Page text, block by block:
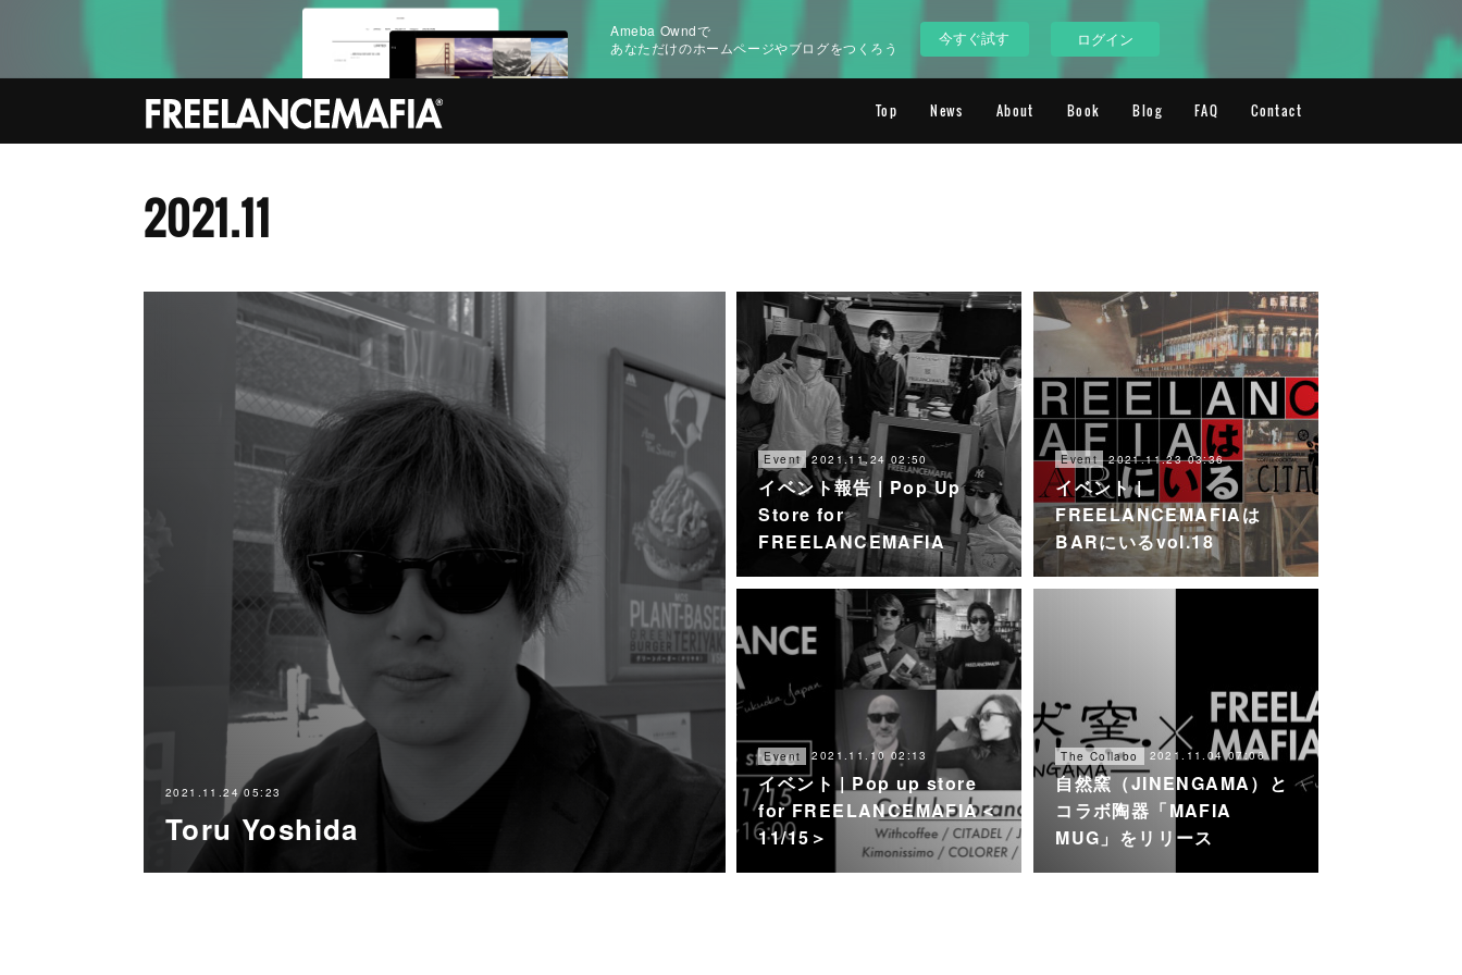
Ameba Owndで
あなただけのホームページやブログをつくろう
今すぐ試す ログイン
Top News About Book Blog FAQ Contact
2021.11
2021.11.24 05:23
Toru Yoshida
Event 2021.11.24 02:50
イベント報告 | Pop Up
Store for
FREELANCEMAFIA
Event 2021.11.23 03:36
イベント |
FREELANCEMAFIAは
BARにいるvol.18
Event 2021.11.10 02:13
イベント | Pop up store
for FREELANCEMAFIA＜
11/15＞
The Collabo 2021.11.04 07:06
自然窯（JINENGAMA）と
コラボ陶器「MAFIA
MUG」をリリース